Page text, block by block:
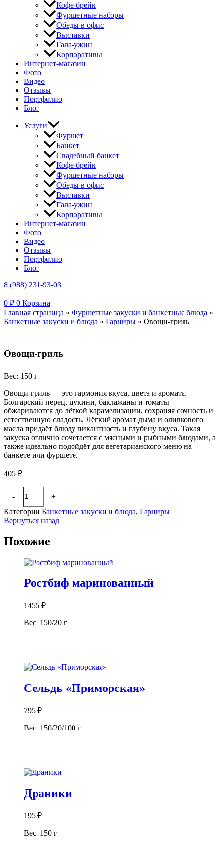
Кофе-брейк
Фуршетные наборы
Обеды в офис
Выставки
Гала-ужин
Корпоративы
Интернет-магазин
Фото
Видео
Отзывы
Портфолио
Блог
Услуги
Фуршет
Банкет
Свадебный банкет
Кофе-брейк
Фуршетные наборы
Обеды в офис
Выставки
Гала-ужин
Корпоративы
Интернет-магазин
Фото
Видео
Отзывы
Портфолио
Блог
8 (988) 231-93-03
0 ₽ 0 Корзина
Главная страница » Фуршетные закуски и банкетные блюда »
Банкетные закуски и блюда » Гарниры » Овощи-гриль
Овощи-гриль
Вес: 150 г
Овощи-гриль — это гармония вкуса, цвета и аромата.
Болгарский перец, цукини, баклажаны и томаты
обжариваются до лёгкой карамелизации, сохраняя сочность и
естественную сладость. Лёгкий аромат дыма и оливкового
масла придаёт блюду пикантность и глубину вкуса. Такая
закуска отлично сочетается с мясными и рыбными блюдами, а
также идеально подойдёт для вегетарианского меню на
банкете или фуршете.
405 ₽
-
Количество
товара
Овощи-
гриль
+
Категории Банкетные закуски и блюда, Гарниры
Вернуться назад
Похожие
Ростбиф маринованный
1455 ₽
Вес: 150/20 г
Сельдь «Приморская»
795 ₽
Вес: 150/20/100 г
Драники
195 ₽
Вес: 150 г